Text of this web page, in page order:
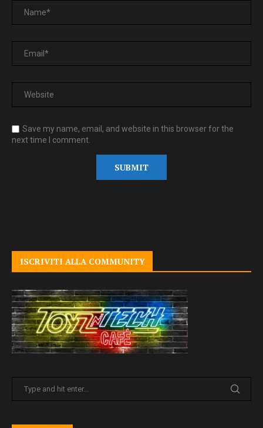
Save my name, email, and website in this browser for the
next time I comment.
ISCRIVITI ALLA COMMUNITY